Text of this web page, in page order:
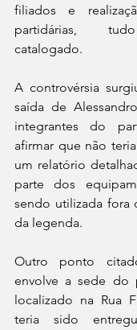
filiados e
partidárias,
catalogado.
A controvérsia
saída de
integrantes do
afirmar que não
um relatório
parte dos
sendo utilizada fora
da legenda.
Outro ponto
envolve a sede do
localizado na Rua
teria sido